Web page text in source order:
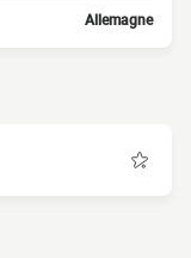
Allemagne